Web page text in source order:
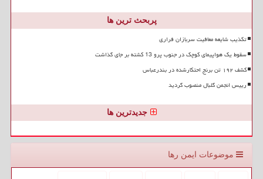
پربحث ترین ها
تکذیب شایعه معافیت سربازان فراری
سقوط یک هواپیمای کوچک در جنوب پرو 13 کشته بر جای گذاشت
کشف ۱۹۲ تن برنج احتکارشده در بندرعباس
رییس انجمن گلبال منصوب گردید
جدیدترین ها
موضوعات ایمن رها